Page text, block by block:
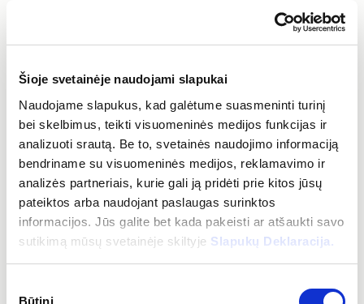
Šioje svetainėje naudojami slapukai
Naudojame slapukus, kad galėtume suasmeninti turinį
bei skelbimus, teikti visuomeninės medijos funkcijas ir
analizuoti srautą. Be to, svetainės naudojimo informaciją
bendriname su visuomeninės medijos, reklamavimo ir
analizės partneriais, kurie gali ją pridėti prie kitos jūsų
pateiktos arba naudojant paslaugas surinktos
informacijos. Jūs galite bet kada pakeisti ar atšaukti savo
sutikimą mūsų svetainėje skiltyje Slapukų Deklaracija.
Būtini
Rūpinamės savo darbuotojais, todėl suteikiame:
atvirą, skatinančią tobulėti darbo aplinką
palaikančią komandą
galimybę plėsti ir auginti kompetencijas
Papildomų verčių paketą:
sveikatos draudimą, pensijų kaupimą ar kitą naudą iš